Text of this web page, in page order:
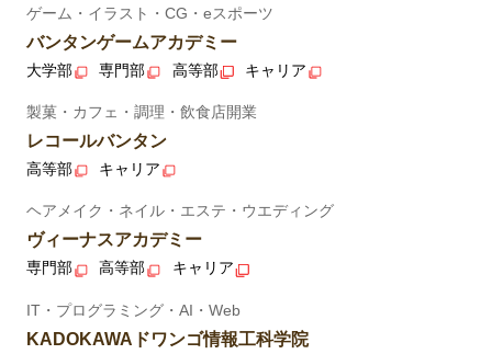
ゲーム・イラスト・CG・eスポーツ
バンタンゲームアカデミー
大学部 専門部 高等部 キャリア
製菓・カフェ・調理・飲食店開業
レコールバンタン
高等部 キャリア
ヘアメイク・ネイル・エステ・ウエディング
ヴィーナスアカデミー
専門部 高等部 キャリア
IT・プログラミング・AI・Web
KADOKAWAドワンゴ情報工科学院